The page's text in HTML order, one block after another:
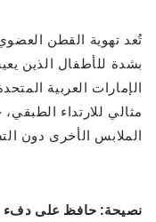
تُعد تهوية القطن
بشدة للأطفال الذين
الإمارات العربية
مثالي للارتداء
الملابس الأخرى دون
نصيحة: حافظ على دفء